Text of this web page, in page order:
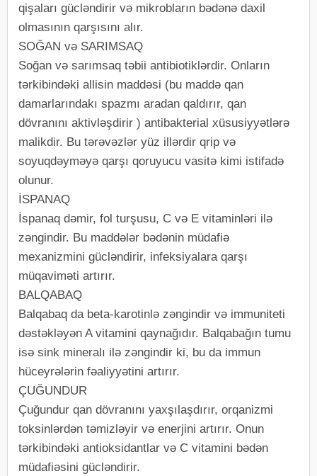
qişaları gücləndirir və mikrobların bədənə daxil
olmasının qarşısını alır.
SOĞAN və SARIMSAQ
Soğan və sarımsaq təbii antibiotiklərdir. Onların
tərkibindəki allisin maddəsi (bu maddə qan
damarlarındakı spazmı aradan qaldırır, qan
dövranını aktivləşdirir ) antibakterial xüsusiyyətlərə
malikdir. Bu tərəvəzlər yüz illərdir qrip və
soyuqdəyməyə qarşı qoruyucu vasitə kimi istifadə
olunur.
İSPANAQ
İspanaq dəmir, fol turşusu, C və E vitaminləri ilə
zəngindir. Bu maddələr bədənin müdafiə
mexanizmini gücləndirir, infeksiyalara qarşı
müqaviməti artırır.
BALQABAQ
Balqabaq da beta-karotinlə zəngindir və immuniteti
dəstəkləyən A vitamini qaynağıdır. Balqabağın tumu
isə sink mineralı ilə zəngindir ki, bu da immun
hüceyrələrin fəaliyyətini artırır.
ÇUĞUNDUR
Çuğundur qan dövranını yaxşılaşdırır, orqanizmi
toksinlərdən təmizləyir və enerjini artırır. Onun
tərkibindəki antioksidantlar və C vitamini bədən
müdafiəsini gücləndirir.